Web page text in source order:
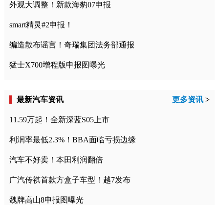
外观大调整！新款海豹07申报
smart精灵#2申报！
编造散布谣言！奇瑞集团法务部通报
猛士X700增程版申报图曝光
最新汽车资讯 更多资讯 >
11.59万起！全新深蓝S05上市
利润率最低2.3%！BBA面临亏损边缘
汽车不好卖！本田利润翻倍
广汽传祺首款方盒子车型！越7发布
魏牌高山8申报图曝光